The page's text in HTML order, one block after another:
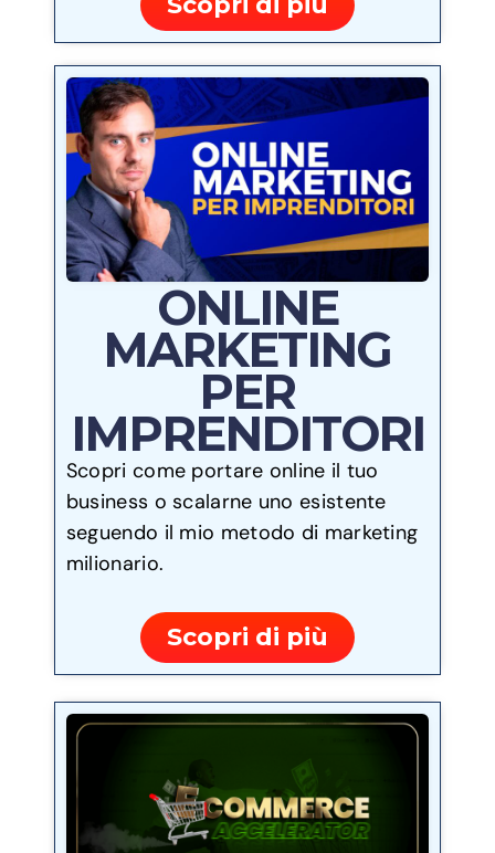
ONLINE
MARKETING
PER
IMPRENDITORI
Scopri come portare online il tuo
business o scalarne uno esistente
seguendo il mio metodo di marketing
milionario.
Scopri di più